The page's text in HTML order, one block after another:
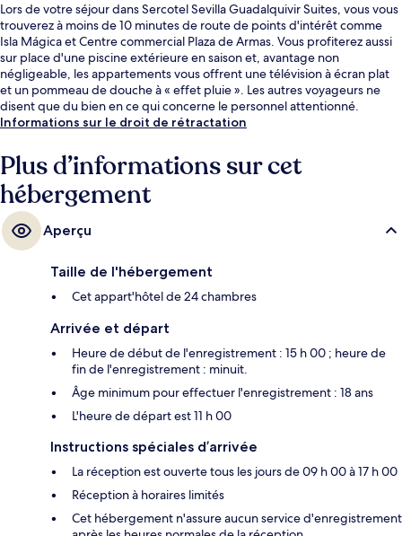
Lors de votre séjour dans Sercotel Sevilla Guadalquivir Suites, vous vous
trouverez à moins de 10 minutes de route de points d'intérêt comme
Isla Mágica et Centre commercial Plaza de Armas. Vous profiterez aussi
sur place d'une piscine extérieure en saison et, avantage non
négligeable, les appartements vous offrent une télévision à écran plat
et un pommeau de douche à « effet pluie ». Les autres voyageurs ne
disent que du bien en ce qui concerne le personnel attentionné.
Informations sur le droit de rétractation
Plus d’informations sur cet
hébergement
Aperçu
Taille de l'hébergement
Cet appart'hôtel de 24 chambres
Arrivée et départ
Heure de début de l'enregistrement : 15 h 00 ; heure de
fin de l'enregistrement : minuit.
Âge minimum pour effectuer l'enregistrement : 18 ans
L'heure de départ est 11 h 00
Instructions spéciales d’arrivée
La réception est ouverte tous les jours de 09 h 00 à 17 h 00
Réception à horaires limités
Cet hébergement n'assure aucun service d'enregistrement